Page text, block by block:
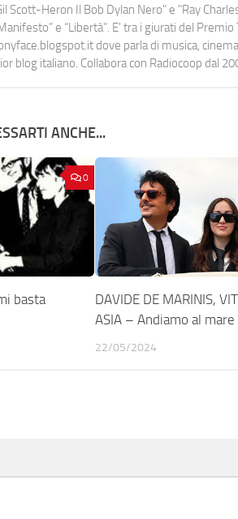
Scott-Heron Il Bob Dylan Nero" e "Ray
e “Libertà”. E' tra i giurati del
dove parla di musica,
blog italiano. Collabora con Radiocoop dal
ANCHE...
0
basta
DAVIDE DE MARINIS,
ASIA – Andiamo al mare
22/05/2024